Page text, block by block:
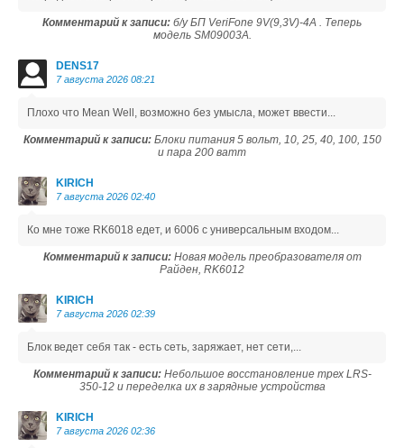
Комментарий к записи: б/у БП VeriFone 9V(9,3V)-4A . Теперь
модель SM09003A.
DENS17
7 августа 2026 08:21
Плохо что Mean Well, возможно без умысла, может ввести...
Комментарий к записи:Блоки питания 5 вольт, 10, 25, 40, 100, 150
и пара 200 ватт
KIRICH
7 августа 2026 02:40
Ко мне тоже RK6018 едет, и 6006 с универсальным входом...
Комментарий к записи:Новая модель преобразователя от
Райден, RK6012
KIRICH
7 августа 2026 02:39
Блок ведет себя так - есть сеть, заряжает, нет сети,...
Комментарий к записи:Небольшое восстановление трех LRS-
350-12 и переделка их в зарядные устройства
KIRICH
7 августа 2026 02:36